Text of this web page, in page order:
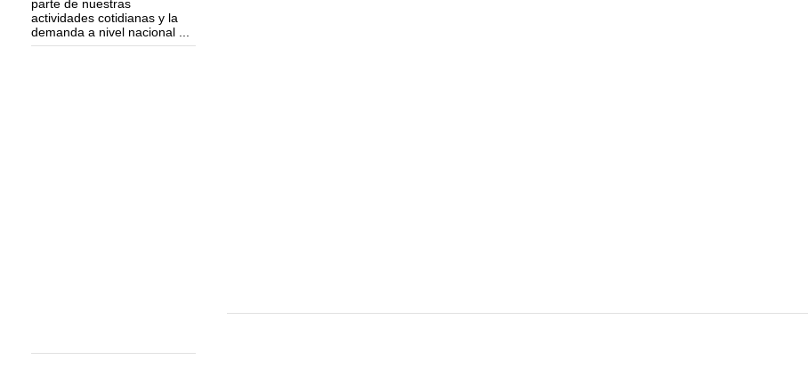
parte de nuestras
actividades cotidianas y la
demanda a nivel nacional ...